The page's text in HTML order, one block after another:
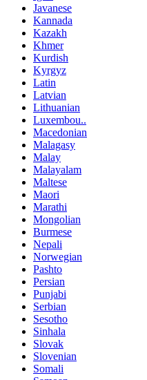
Javanese
Kannada
Kazakh
Khmer
Kurdish
Kyrgyz
Latin
Latvian
Lithuanian
Luxembou..
Macedonian
Malagasy
Malay
Malayalam
Maltese
Maori
Marathi
Mongolian
Burmese
Nepali
Norwegian
Pashto
Persian
Punjabi
Serbian
Sesotho
Sinhala
Slovak
Slovenian
Somali